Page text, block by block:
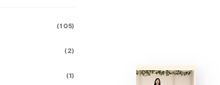
(105)
(2)
(1)